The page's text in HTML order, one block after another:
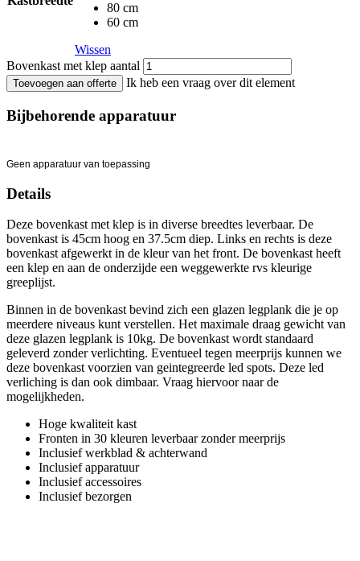
80 cm
60 cm
Wissen
Bovenkast met klep aantal
Toevoegen aan offerte Ik heb een vraag over dit element
Bijbehorende apparatuur
Geen apparatuur van toepassing
Details
Deze bovenkast met klep is in diverse breedtes leverbaar. De
bovenkast is 45cm hoog en 37.5cm diep. Links en rechts is deze
bovenkast afgewerkt in de kleur van het front. De bovenkast heeft
een klep en aan de onderzijde een weggewerkte rvs kleurige
greeplijst.
Binnen in de bovenkast bevind zich een glazen legplank die je op
meerdere niveaus kunt verstellen. Het maximale draag gewicht van
deze glazen legplank is 10kg. De bovenkast wordt standaard
geleverd zonder verlichting. Eventueel tegen meerprijs kunnen we
deze bovenkast voorzien van geintegreerde led spots. Deze led
verliching is dan ook dimbaar. Vraag hiervoor naar de
mogelijkheden.
Hoge kwaliteit kast
Fronten in 30 kleuren leverbaar zonder meerprijs
Inclusief werkblad & achterwand
Inclusief apparatuur
Inclusief accessoires
Inclusief bezorgen